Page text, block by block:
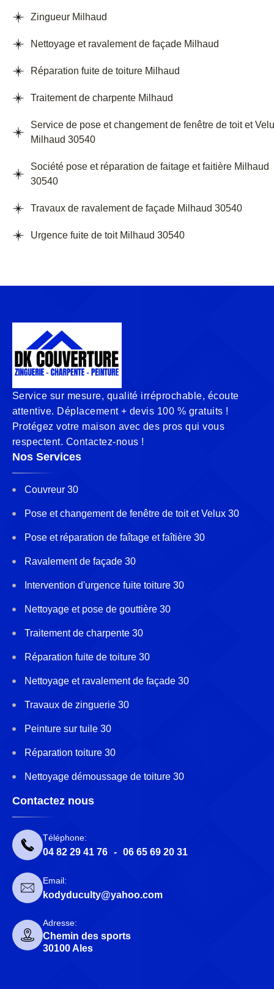
Zingueur Milhaud
Nettoyage et ravalement de façade Milhaud
Réparation fuite de toiture Milhaud
Traitement de charpente Milhaud
Service de pose et changement de fenêtre de toit et
Milhaud 30540
Société pose et réparation de faitage et faitière Milhaud
30540
Travaux de ravalement de façade Milhaud 30540
Urgence fuite de toit Milhaud 30540
Service sur mesure, qualité irréprochable, écoute
attentive. Déplacement + devis 100 % gratuits !
Protégez votre maison avec des pros qui vous
respectent. Contactez-nous !
Nos Services
Couvreur 30
Pose et changement de fenêtre de toit et Velux 30
Pose et réparation de faîtage et faîtière 30
Ravalement de façade 30
Intervention d'urgence fuite toiture 30
Nettoyage et pose de gouttière 30
Traitement de charpente 30
Réparation fuite de toiture 30
Nettoyage et ravalement de façade 30
Travaux de zinguerie 30
Peinture sur tuile 30
Réparation toiture 30
Nettoyage démoussage de toiture 30
Contactez nous
Téléphone:
04 82 29 41 76 - 06 65 69 20 31
Email:
kodyduculty@yahoo.com
Adresse:
Chemin des sports
30100 Ales